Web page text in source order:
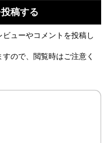
稿する
ューやコメントを投稿し
ので、閲覧時はご注意く